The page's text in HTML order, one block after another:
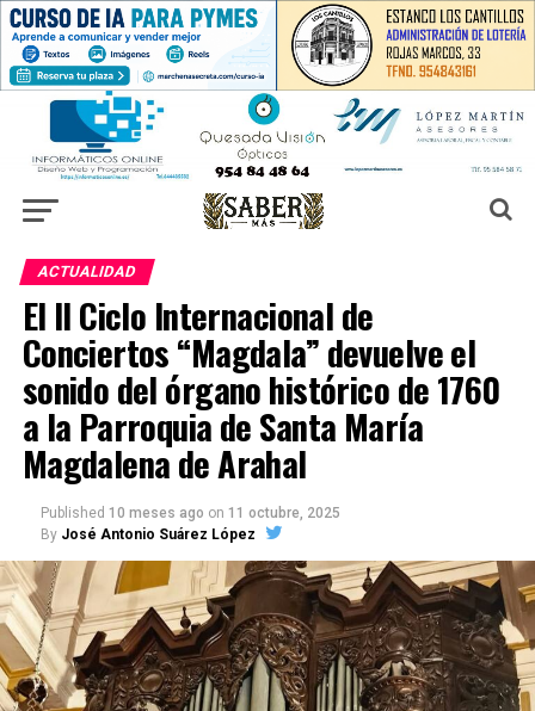
ACTUALIDAD
El II Ciclo Internacional de
Conciertos “Magdala” devuelve el
sonido del órgano histórico de 1760
a la Parroquia de Santa María
Magdalena de Arahal
Published 10 meses ago on 11 octubre, 2025
By José Antonio Suárez López